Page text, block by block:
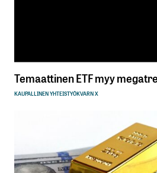
Temaattinen ETF myy
KAUPALLINEN YHTEISTYÖKVARN X